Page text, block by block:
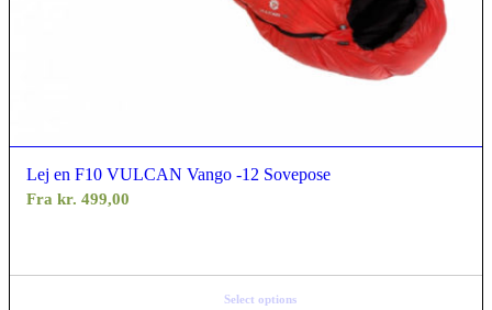
Lej en F10 VULCAN Vango -12 Sovepose
Fra kr. 499,00
Select options